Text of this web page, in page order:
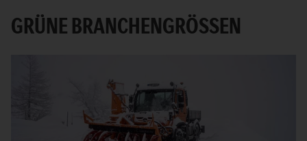
GRÜNE BRANCHENGRÖSSEN